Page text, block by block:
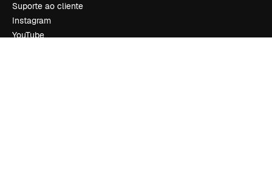
Suporte ao cliente
Instagram
YouTube